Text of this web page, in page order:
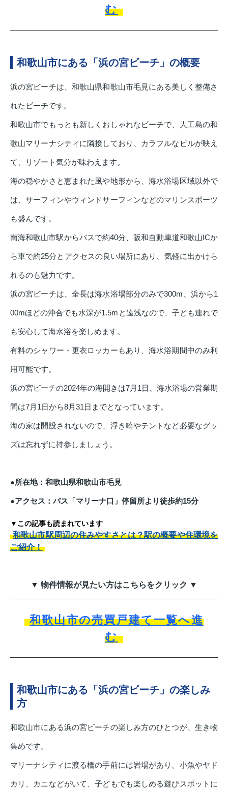
む
和歌山市にある「浜の宮ビーチ」の概要
浜の宮ビーチは、和歌山県和歌山市毛見にある美しく整備さ
れたビーチです。
和歌山市でもっとも新しくおしゃれなビーチで、人工島の和
歌山マリーナシティに隣接しており、カラフルなビルが映え
て、リゾート気分が味わえます。
海の穏やかさと恵まれた風や地形から、海水浴場区域以外で
は、サーフィンやウィンドサーフィンなどのマリンスポーツ
も盛んです。
南海和歌山市駅からバスで約40分、阪和自動車道和歌山ICか
ら車で約25分とアクセスの良い場所にあり、気軽に出かけら
れるのも魅力です。
浜の宮ビーチは、全長は海水浴場部分のみで300m、浜から1
00mほどの沖合でも水深が1.5mと遠浅なので、子ども連れで
も安心して海水浴を楽しめます。
有料のシャワー・更衣ロッカーもあり、海水浴期間中のみ利
用可能です。
浜の宮ビーチの2024年の海開きは7月1日、海水浴場の営業期
間は7月1日から8月31日までとなっています。
海の家は開設されないので、浮き輪やテントなど必要なグッ
ズは忘れずに持参しましょう。
●所在地：和歌山県和歌山市毛見
●アクセス：バス「マリーナ口」停留所より徒歩約15分
▼この記事も読まれています
和歌山市駅周辺の住みやすさとは？駅の概要や住環境を
ご紹介！
▼ 物件情報が見たい方はこちらをクリック ▼
和歌山市の売買戸建て一覧へ進
む
和歌山市にある「浜の宮ビーチ」の楽しみ
方
和歌山市にある浜の宮ビーチの楽しみ方のひとつが、生き物
集めです。
マリーナシティに渡る橋の手前には岩場があり、小魚やヤド
カリ、カニなどがいて、子どもでも楽しめる遊びスポットに